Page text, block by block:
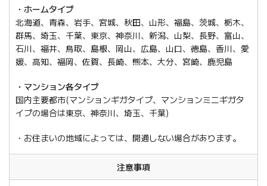
・ホームタイプ
北海道、青森、岩手、宮城、秋田、山形、福島、茨城、栃木、
群馬、埼玉、千葉、東京、神奈川、新潟、山梨、長野、富山、
石川、福井、鳥取、島根、岡山、広島、山口、徳島、香川、愛
媛、高知、福岡、佐賀、長崎、熊本、大分、宮崎、鹿児島
・マンション各タイプ
国内主要都市(マンションギガタイプ、マンションミニギガタ
イプの場合は東京、神奈川、埼玉、千葉)
お住まいの地域によっては、開通しない場合があります。
注意事項